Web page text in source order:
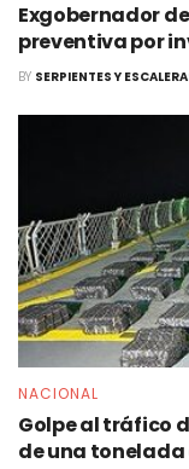
Exgobernador
preventiva por
BY SERPIENTES Y
NACIONAL
Golpe al tráfico
de una tonelada